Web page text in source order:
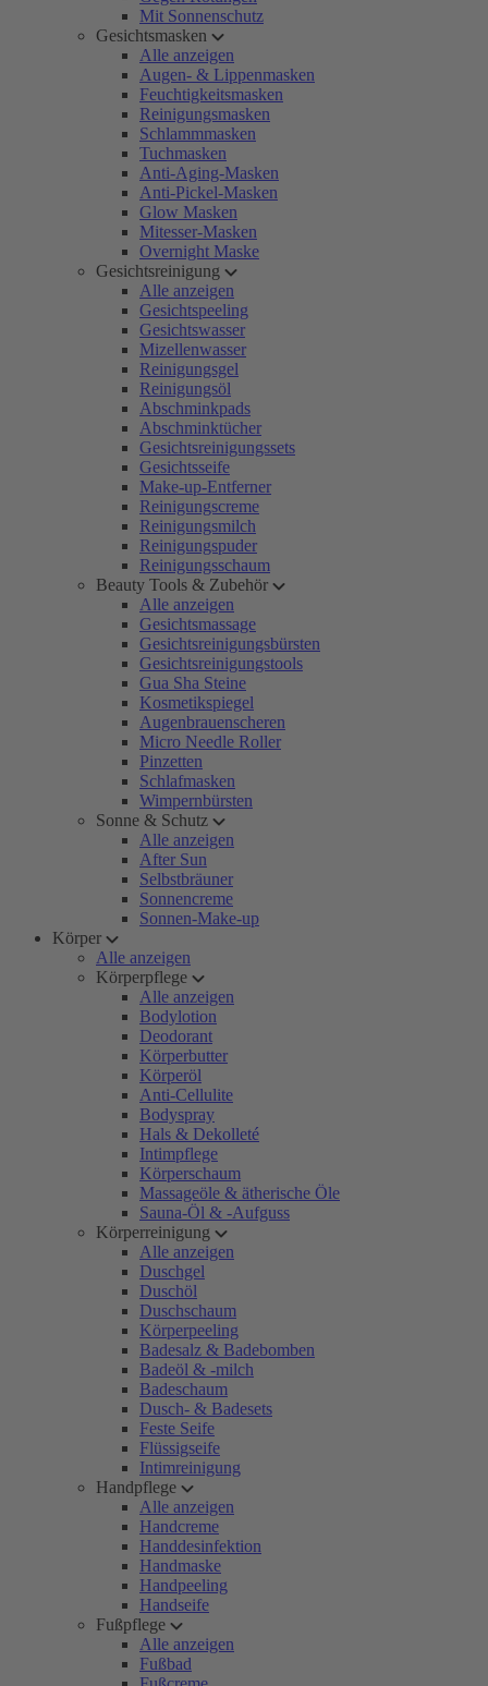
Mit Sonnenschutz
Gesichtsmasken
Alle anzeigen
Augen- & Lippenmasken
Feuchtigkeitsmasken
Reinigungsmasken
Schlammmasken
Tuchmasken
Anti-Aging-Masken
Anti-Pickel-Masken
Glow Masken
Mitesser-Masken
Overnight Maske
Gesichtsreinigung
Alle anzeigen
Gesichtspeeling
Gesichtswasser
Mizellenwasser
Reinigungsgel
Reinigungsöl
Abschminkpads
Abschminktücher
Gesichtsreinigungssets
Gesichtsseife
Make-up-Entferner
Reinigungscreme
Reinigungsmilch
Reinigungspuder
Reinigungsschaum
Beauty Tools & Zubehör
Alle anzeigen
Gesichtsmassage
Gesichtsreinigungsbürsten
Gesichtsreinigungstools
Gua Sha Steine
Kosmetikspiegel
Augenbrauenscheren
Micro Needle Roller
Pinzetten
Schlafmasken
Wimpernbürsten
Sonne & Schutz
Alle anzeigen
After Sun
Selbstbräuner
Sonnencreme
Sonnen-Make-up
Körper
Alle anzeigen
Körperpflege
Alle anzeigen
Bodylotion
Deodorant
Körperbutter
Körperöl
Anti-Cellulite
Bodyspray
Hals & Dekolleté
Intimpflege
Körperschaum
Massageöle & ätherische Öle
Sauna-Öl & -Aufguss
Körperreinigung
Alle anzeigen
Duschgel
Duschöl
Duschschaum
Körperpeeling
Badesalz & Badebomben
Badeöl & -milch
Badeschaum
Dusch- & Badesets
Feste Seife
Flüssigseife
Intimreinigung
Handpflege
Alle anzeigen
Handcreme
Handdesinfektion
Handmaske
Handpeeling
Handseife
Fußpflege
Alle anzeigen
Fußbad